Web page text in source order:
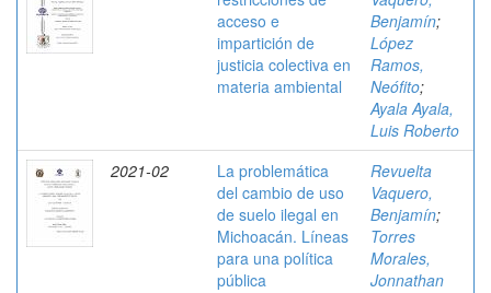
acceso e
impartición de
justicia colectiva en
materia ambiental
Benjamín;
López
Ramos,
Neófito;
Ayala Ayala,
Luis Roberto
2021-02
La problemática
del cambio de uso
de suelo ilegal en
Michoacán. Líneas
para una política
pública
Revuelta
Vaquero,
Benjamín;
Torres
Morales,
Jonnathan